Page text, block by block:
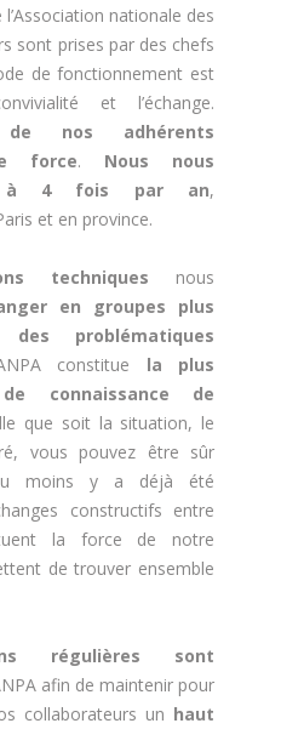
nationale des
sont prises par des chefs
de fonctionnement est
et l’échange.
de nos adhérents
force. Nous nous
à 4 fois par an,
et en province.
techniques nous
en groupes plus
problématiques
constitue la plus
connaissance de
que soit la situation, le
vous pouvez être sûr
moins y a déjà été
constructifs entre
la force de notre
de trouver ensemble
régulières sont
afin de maintenir pour
collaborateurs un haut